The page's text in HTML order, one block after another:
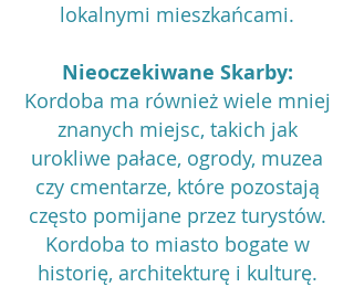
lokalnymi mieszkańcami.
Nieoczekiwane Skarby:
Kordoba ma również wiele mniej
znanych miejsc, takich jak
urokliwe pałace, ogrody, muzea
czy cmentarze, które pozostają
często pomijane przez turystów.
Kordoba to miasto bogate w
historię, architekturę i kulturę.